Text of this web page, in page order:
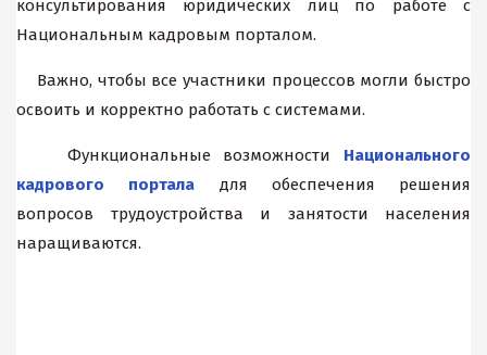
консультирования юридических лиц по работе с
Национальным кадровым порталом.
Важно, чтобы все участники процессов могли быстро
освоить и корректно работать с системами.
Функциональные возможности Национального
кадрового портала для обеспечения решения
вопросов трудоустройства и занятости населения
наращиваются.